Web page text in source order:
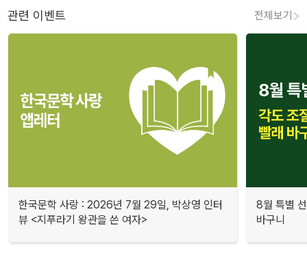
관련 이벤트 전체보기
한국문학 사랑 : 2026년 7월 29일, 박상영 인터
뷰 <지푸라기 왕관을 쓴 여자>
8월 특별
바구니